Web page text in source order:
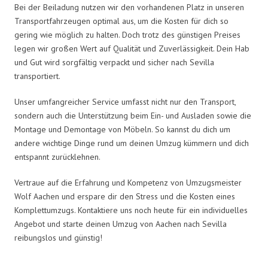
Bei der Beiladung nutzen wir den vorhandenen Platz in unseren
Transportfahrzeugen optimal aus, um die Kosten für dich so
gering wie möglich zu halten. Doch trotz des günstigen Preises
legen wir großen Wert auf Qualität und Zuverlässigkeit. Dein Hab
und Gut wird sorgfältig verpackt und sicher nach Sevilla
transportiert.
Unser umfangreicher Service umfasst nicht nur den Transport,
sondern auch die Unterstützung beim Ein- und Ausladen sowie die
Montage und Demontage von Möbeln. So kannst du dich um
andere wichtige Dinge rund um deinen Umzug kümmern und dich
entspannt zurücklehnen.
Vertraue auf die Erfahrung und Kompetenz von Umzugsmeister
Wolf Aachen und erspare dir den Stress und die Kosten eines
Komplettumzugs. Kontaktiere uns noch heute für ein individuelles
Angebot und starte deinen Umzug von Aachen nach Sevilla
reibungslos und günstig!